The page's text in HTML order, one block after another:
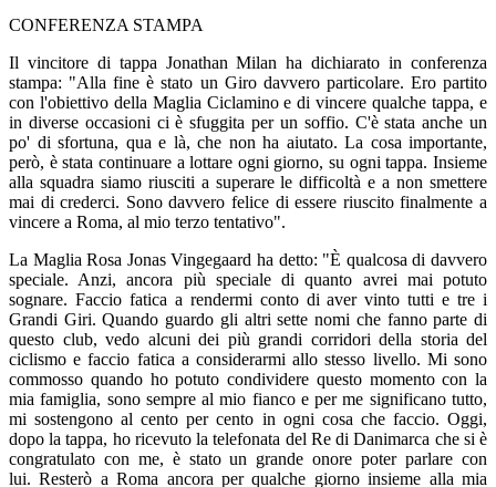
CONFERENZA STAMPA
Il vincitore di tappa Jonathan Milan ha dichiarato in conferenza
stampa: "Alla fine è stato un Giro davvero particolare. Ero partito
con l'obiettivo della Maglia Ciclamino e di vincere qualche tappa, e
in diverse occasioni ci è sfuggita per un soffio. C'è stata anche un
po' di sfortuna, qua e là, che non ha aiutato. La cosa importante,
però, è stata continuare a lottare ogni giorno, su ogni tappa. Insieme
alla squadra siamo riusciti a superare le difficoltà e a non smettere
mai di crederci. Sono davvero felice di essere riuscito finalmente a
vincere a Roma, al mio terzo tentativo".
La Maglia Rosa Jonas Vingegaard ha detto: "È qualcosa di davvero
speciale. Anzi, ancora più speciale di quanto avrei mai potuto
sognare. Faccio fatica a rendermi conto di aver vinto tutti e tre i
Grandi Giri. Quando guardo gli altri sette nomi che fanno parte di
questo club, vedo alcuni dei più grandi corridori della storia del
ciclismo e faccio fatica a considerarmi allo stesso livello. Mi sono
commosso quando ho potuto condividere questo momento con la
mia famiglia, sono sempre al mio fianco e per me significano tutto,
mi sostengono al cento per cento in ogni cosa che faccio. Oggi,
dopo la tappa, ho ricevuto la telefonata del Re di Danimarca che si è
congratulato con me, è stato un grande onore poter parlare con
lui. Resterò a Roma ancora per qualche giorno insieme alla mia